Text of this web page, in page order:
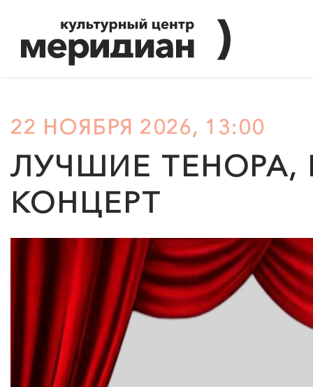
22 НОЯБРЯ 2026, 13:00
ЛУЧШИЕ ТЕНОРА,
КОНЦЕРТ